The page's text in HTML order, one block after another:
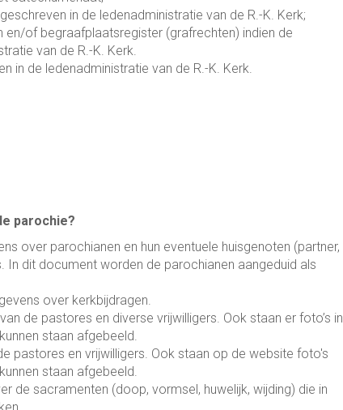
in de ledenadministratie van de R.-K. Kerk;
of begraafplaatsregister (grafrechten) indien de
van de R.-K. Kerk.
in de ledenadministratie van de R.-K. Kerk.
parochie?
over parochianen en hun eventuele huisgenoten (partner,
dit document worden de parochianen aangeduid als
over kerkbijdragen.
de pastores en diverse vrijwilligers. Ook staan er foto’s in
staan afgebeeld.
pastores en vrijwilligers. Ook staan op de website foto's
staan afgebeeld.
de sacramenten (doop, vormsel, huwelijk, wijding) die in